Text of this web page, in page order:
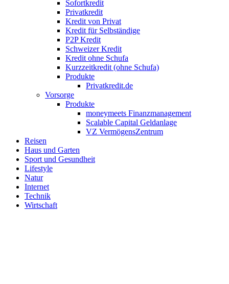
Sofortkredit
Privatkredit
Kredit von Privat
Kredit für Selbständige
P2P Kredit
Schweizer Kredit
Kredit ohne Schufa
Kurzzeitkredit (ohne Schufa)
Produkte
Privatkredit.de
Vorsorge
Produkte
moneymeets Finanzmanagement
Scalable Capital Geldanlage
VZ VermögensZentrum
Reisen
Haus und Garten
Sport und Gesundheit
Lifestyle
Natur
Internet
Technik
Wirtschaft